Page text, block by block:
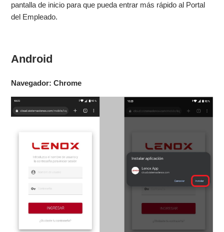
pantalla de inicio para que pueda entrar más rápido al Portal
del Empleado.
Android
Navegador: Chrome